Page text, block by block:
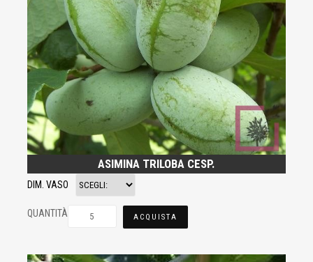
ASIMINA TRILOBA CESP.
DIM. VASO
QUANTITÀ ACQUISTA